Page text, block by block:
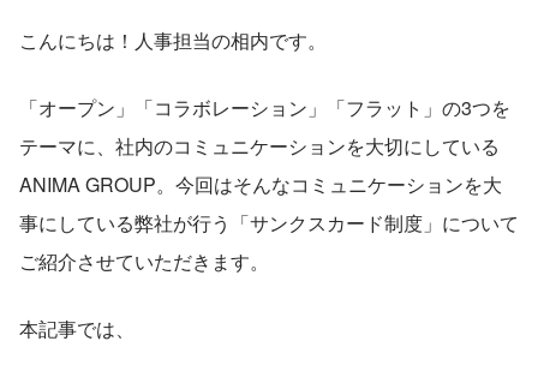
こんにちは！人事担当の相内です。
「オープン」「コラボレーション」「フラット」の3つを
テーマに、社内のコミュニケーションを大切にしている
ANIMA GROUP。今回はそんなコミュニケーションを大
事にしている弊社が行う「サンクスカード制度」について
ご紹介させていただきます。
本記事では、